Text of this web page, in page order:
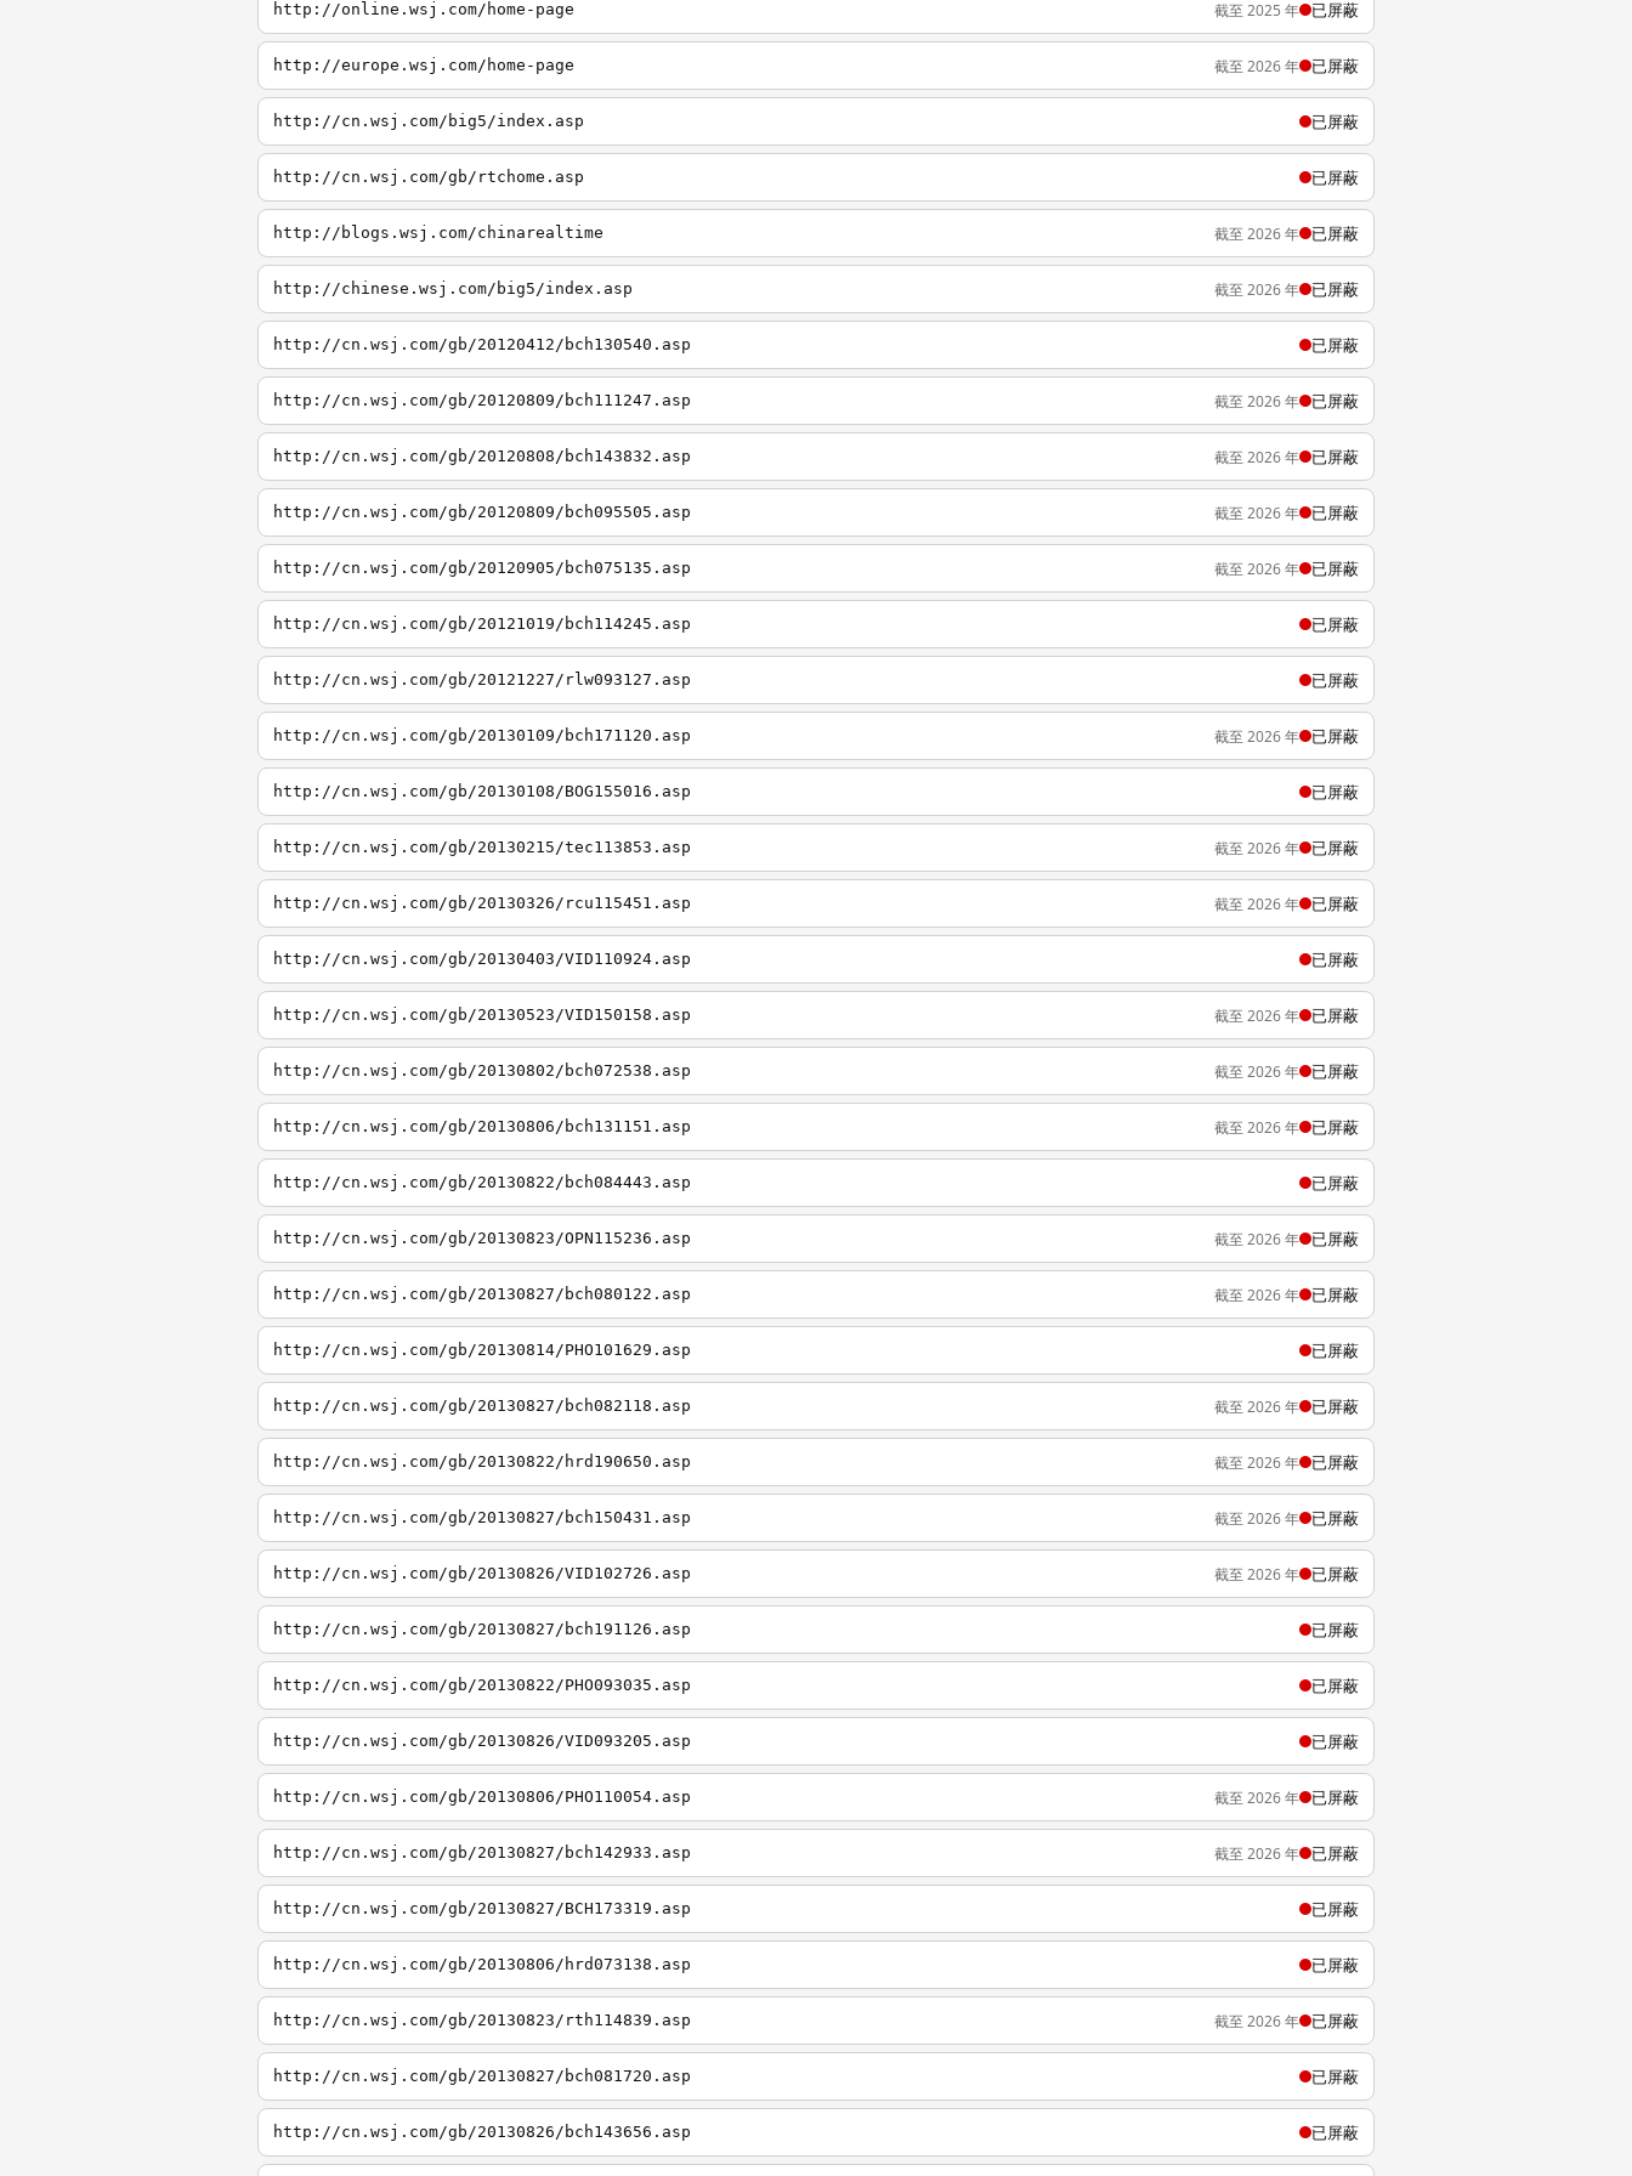
http://online.wsj.com/home-page 截至 2025 年 已屏蔽
http://europe.wsj.com/home-page 截至 2026 年 已屏蔽
http://cn.wsj.com/big5/index.asp 已屏蔽
http://cn.wsj.com/gb/rtchome.asp 已屏蔽
http://blogs.wsj.com/chinarealtime 截至 2026 年 已屏蔽
http://chinese.wsj.com/big5/index.asp 截至 2026 年 已屏蔽
http://cn.wsj.com/gb/20120412/bch130540.asp 已屏蔽
http://cn.wsj.com/gb/20120809/bch111247.asp 截至 2026 年 已屏蔽
http://cn.wsj.com/gb/20120808/bch143832.asp 截至 2026 年 已屏蔽
http://cn.wsj.com/gb/20120809/bch095505.asp 截至 2026 年 已屏蔽
http://cn.wsj.com/gb/20120905/bch075135.asp 截至 2026 年 已屏蔽
http://cn.wsj.com/gb/20121019/bch114245.asp 已屏蔽
http://cn.wsj.com/gb/20121227/rlw093127.asp 已屏蔽
http://cn.wsj.com/gb/20130109/bch171120.asp 截至 2026 年 已屏蔽
http://cn.wsj.com/gb/20130108/BOG155016.asp 已屏蔽
http://cn.wsj.com/gb/20130215/tec113853.asp 截至 2026 年 已屏蔽
http://cn.wsj.com/gb/20130326/rcu115451.asp 截至 2026 年 已屏蔽
http://cn.wsj.com/gb/20130403/VID110924.asp 已屏蔽
http://cn.wsj.com/gb/20130523/VID150158.asp 截至 2026 年 已屏蔽
http://cn.wsj.com/gb/20130802/bch072538.asp 截至 2026 年 已屏蔽
http://cn.wsj.com/gb/20130806/bch131151.asp 截至 2026 年 已屏蔽
http://cn.wsj.com/gb/20130822/bch084443.asp 已屏蔽
http://cn.wsj.com/gb/20130823/OPN115236.asp 截至 2026 年 已屏蔽
http://cn.wsj.com/gb/20130827/bch080122.asp 截至 2026 年 已屏蔽
http://cn.wsj.com/gb/20130814/PHO101629.asp 已屏蔽
http://cn.wsj.com/gb/20130827/bch082118.asp 截至 2026 年 已屏蔽
http://cn.wsj.com/gb/20130822/hrd190650.asp 截至 2026 年 已屏蔽
http://cn.wsj.com/gb/20130827/bch150431.asp 截至 2026 年 已屏蔽
http://cn.wsj.com/gb/20130826/VID102726.asp 截至 2026 年 已屏蔽
http://cn.wsj.com/gb/20130827/bch191126.asp 已屏蔽
http://cn.wsj.com/gb/20130822/PHO093035.asp 已屏蔽
http://cn.wsj.com/gb/20130826/VID093205.asp 已屏蔽
http://cn.wsj.com/gb/20130806/PHO110054.asp 截至 2026 年 已屏蔽
http://cn.wsj.com/gb/20130827/bch142933.asp 截至 2026 年 已屏蔽
http://cn.wsj.com/gb/20130827/BCH173319.asp 已屏蔽
http://cn.wsj.com/gb/20130806/hrd073138.asp 已屏蔽
http://cn.wsj.com/gb/20130823/rth114839.asp 截至 2026 年 已屏蔽
http://cn.wsj.com/gb/20130827/bch081720.asp 已屏蔽
http://cn.wsj.com/gb/20130826/bch143656.asp 已屏蔽